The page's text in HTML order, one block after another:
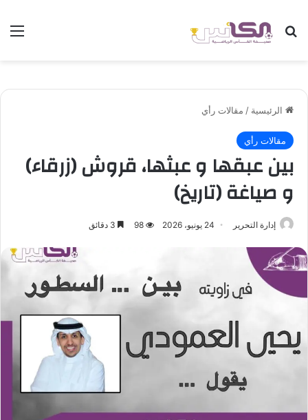
بحث عن
الرئيسية / مقالات رأي
مقالات رأي
بين عبقها و عبثها، قروش (زرقاء)
و صياغة (تاريخ)
إدارة التحرير 24 يونيو، 2026 98